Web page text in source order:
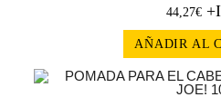
44,27€
AÑADIR AL